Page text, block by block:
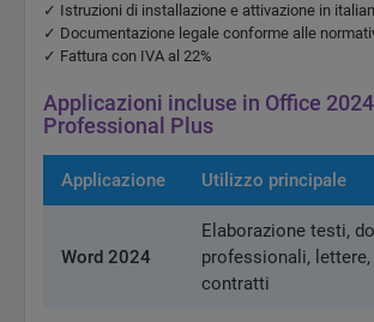
✓ Istruzioni di installazione e attivazione in
✓ Documentazione legale conforme alle
✓ Fattura con IVA al 22%
Applicazioni incluse in Office 2024
Professional Plus
Applicazione Utilizzo principale
Word 2024
Elaborazione testi,
professionali,
contratti